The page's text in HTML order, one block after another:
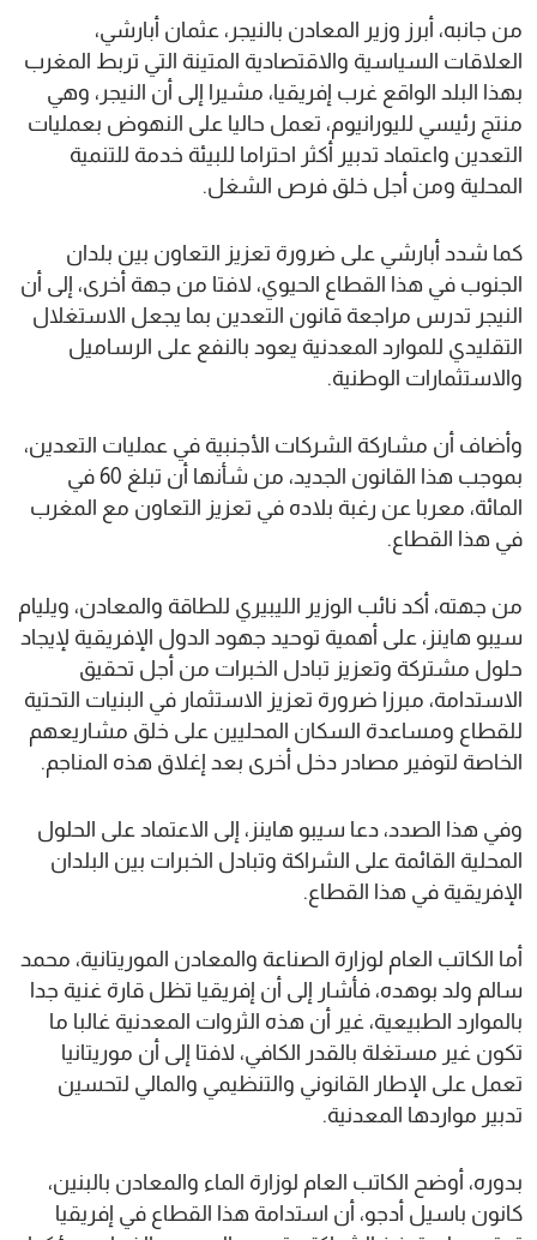
من جانبه، أبرز وزير المعادن بالنيجر، عثمان أبارشي،
العلاقات السياسية والاقتصادية المتينة التي تربط المغرب
بهذا البلد الواقع غرب إفريقيا، مشيرا إلى أن النيجر، وهي
منتج رئيسي لليورانيوم، تعمل حاليا على النهوض بعمليات
التعدين واعتماد تدبير أكثر احتراما للبيئة خدمة للتنمية
المحلية ومن أجل خلق فرص الشغل.
كما شدد أبارشي على ضرورة تعزيز التعاون بين بلدان
الجنوب في هذا القطاع الحيوي، لافتا من جهة أخرى، إلى أن
النيجر تدرس مراجعة قانون التعدين بما يجعل الاستغلال
التقليدي للموارد المعدنية يعود بالنفع على الرساميل
والاستثمارات الوطنية.
وأضاف أن مشاركة الشركات الأجنبية في عمليات التعدين،
بموجب هذا القانون الجديد، من شأنها أن تبلغ 60 في
المائة، معربا عن رغبة بلاده في تعزيز التعاون مع المغرب
في هذا القطاع.
من جهته، أكد نائب الوزير الليبيري للطاقة والمعادن، ويليام
سيبو هاينز، على أهمية توحيد جهود الدول الإفريقية لإيجاد
حلول مشتركة وتعزيز تبادل الخبرات من أجل تحقيق
الاستدامة، مبرزا ضرورة تعزيز الاستثمار في البنيات التحتية
للقطاع ومساعدة السكان المحليين على خلق مشاريعهم
الخاصة لتوفير مصادر دخل أخرى بعد إغلاق هذه المناجم.
وفي هذا الصدد، دعا سيبو هاينز، إلى الاعتماد على الحلول
المحلية القائمة على الشراكة وتبادل الخبرات بين البلدان
الإفريقية في هذا القطاع.
أما الكاتب العام لوزارة الصناعة والمعادن الموريتانية، محمد
سالم ولد بوهده، فأشار إلى أن إفريقيا تظل قارة غنية جدا
بالموارد الطبيعية، غير أن هذه الثروات المعدنية غالبا ما
تكون غير مستغلة بالقدر الكافي، لافتا إلى أن موريتانيا
تعمل على الإطار القانوني والتنظيمي والمالي لتحسين
تدبير مواردها المعدنية.
بدوره، أوضح الكاتب العام لوزارة الماء والمعادن بالبنين،
كانون باسيل أدجو، أن استدامة هذا القطاع في إفريقيا